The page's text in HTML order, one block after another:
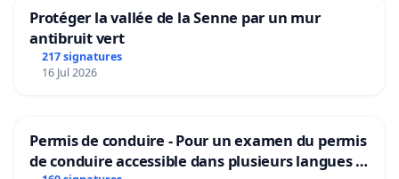
Protéger la vallée de la Senne par un mur
antibruit vert
217 signatures
16 Jul 2026
Permis de conduire - Pour un examen du permis
de conduire accessible dans plusieurs langues à